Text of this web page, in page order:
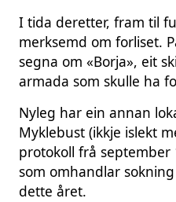
I tida deretter, fram til
merksemd om forliset.
segna om «Borja», eit
armada som skulle ha
Nyleg har ein annan
Myklebust (ikkje islekt
protokoll frå september
som omhandlar
dette året.